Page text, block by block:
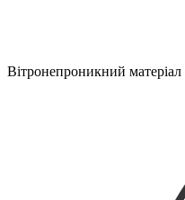
Вітронепроникний матеріал